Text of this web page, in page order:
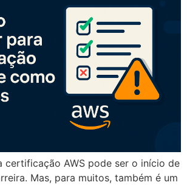
certificação AWS pode ser o início de
Mas, para muitos, também é um